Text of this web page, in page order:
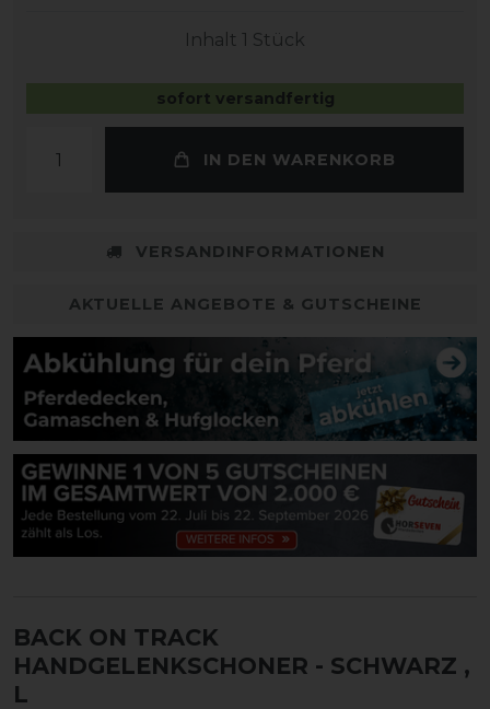
Inhalt 1 Stück
sofort versandfertig
IN DEN WARENKORB
VERSANDINFORMATIONEN
AKTUELLE ANGEBOTE & GUTSCHEINE
BACK ON TRACK
HANDGELENKSCHONER - SCHWARZ ,
L